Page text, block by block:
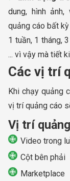
dung, hình
quảng cáo bất
1 tuần, 1 tháng,
... vì vậy mà tiết
Các vị trí
Khi chạy quảng
vị trí quảng cáo
Vị trí
Video trong
Cột bên phải
Marketplace